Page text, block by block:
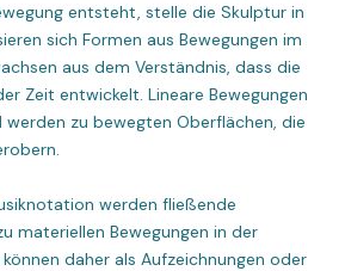
entsteht, stelle die Skulptur in
sich Formen aus Bewegungen im
aus dem Verständnis, dass die
Zeit entwickelt. Lineare Bewegungen
werden zu bewegten Oberflächen, die
werden fließende
materiellen Bewegungen in der
daher als Aufzeichnungen oder